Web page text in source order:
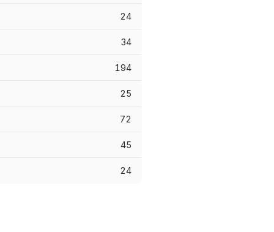
24
34
194
25
72
45
24